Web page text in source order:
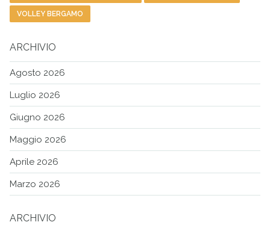
VOLLEY BERGAMO
ARCHIVIO
Agosto 2026
Luglio 2026
Giugno 2026
Maggio 2026
Aprile 2026
Marzo 2026
ARCHIVIO